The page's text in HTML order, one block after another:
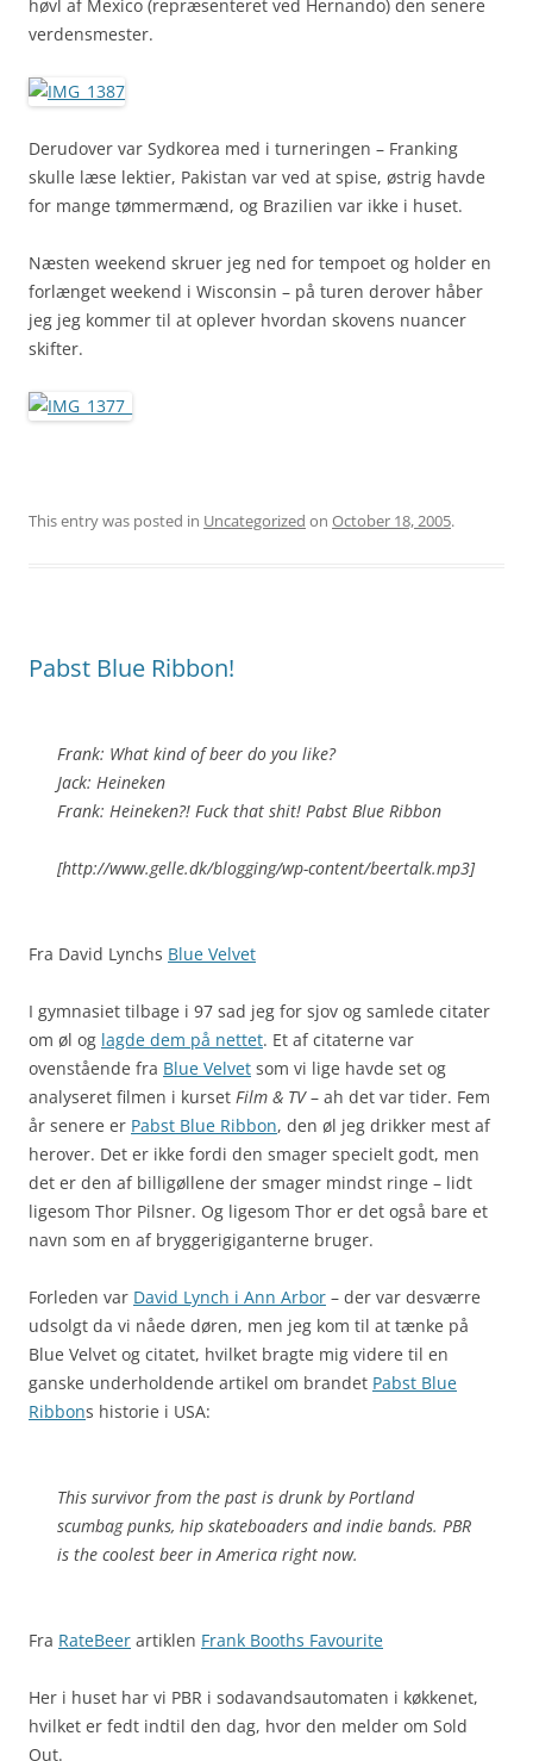
høvl af Mexico (repræsenteret ved Hernando) den senere
verdensmester.
Derudover var Sydkorea med i turneringen – Franking
skulle læse lektier, Pakistan var ved at spise, østrig havde
for mange tømmermænd, og Brazilien var ikke i huset.
Næsten weekend skruer jeg ned for tempoet og holder en
forlænget weekend i Wisconsin – på turen derover håber
jeg jeg kommer til at oplever hvordan skovens nuancer
skifter.
This entry was posted in Uncategorized on October 18, 2005.
Pabst Blue Ribbon!
Frank: What kind of beer do you like?
Jack: Heineken
Frank: Heineken?! Fuck that shit! Pabst Blue Ribbon
[http://www.gelle.dk/blogging/wp-content/beertalk.mp3]
Fra David Lynchs Blue Velvet
I gymnasiet tilbage i 97 sad jeg for sjov og samlede citater
om øl og lagde dem på nettet. Et af citaterne var
ovenstående fra Blue Velvet som vi lige havde set og
analyseret filmen i kurset Film & TV– ah det var tider. Fem
år senere er Pabst Blue Ribbon, den øl jeg drikker mest af
herover. Det er ikke fordi den smager specielt godt, men
det er den af billigøllene der smager mindst ringe – lidt
ligesom Thor Pilsner. Og ligesom Thor er det også bare et
navn som en af bryggerigiganterne bruger.
Forleden var David Lynch i Ann Arbor – der var desværre
udsolgt da vi nåede døren, men jeg kom til at tænke på
Blue Velvet og citatet, hvilket bragte mig videre til en
ganske underholdende artikel om brandet Pabst Blue
Ribbons historie i USA:
This survivor from the past is drunk by Portland
scumbag punks, hip skateboaders and indie bands. PBR
is the coolest beer in America right now.
Fra RateBeer artiklen Frank Booths Favourite
Her i huset har vi PBR i sodavandsautomaten i køkkenet,
hvilket er fedt indtil den dag, hvor den melder om Sold
Out.